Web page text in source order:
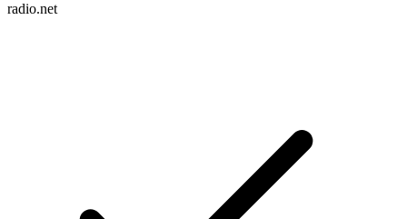
radio.net